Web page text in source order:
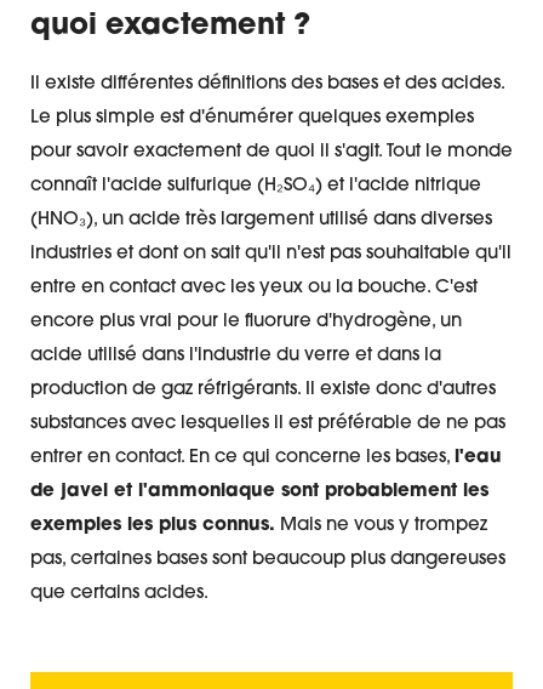
quoi exactement ?
Il existe différentes définitions des bases et des acides.
Le plus simple est d'énumérer quelques exemples
pour savoir exactement de quoi il s'agit. Tout le monde
connaît l'acide sulfurique (H₂SO₄) et l'acide nitrique
(HNO₃), un acide très largement utilisé dans diverses
industries et dont on sait qu'il n'est pas souhaitable qu'il
entre en contact avec les yeux ou la bouche. C'est
encore plus vrai pour le fluorure d'hydrogène, un
acide utilisé dans l'industrie du verre et dans la
production de gaz réfrigérants. Il existe donc d'autres
substances avec lesquelles il est préférable de ne pas
entrer en contact. En ce qui concerne les bases, l'eau
de javel et l'ammoniaque sont probablement les
exemples les plus connus. Mais ne vous y trompez
pas, certaines bases sont beaucoup plus dangereuses
que certains acides.